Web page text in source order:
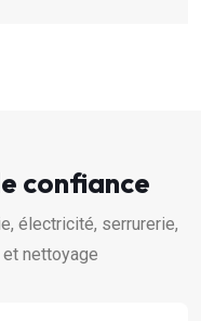
confiance
électricité, serrurerie,
nettoyage